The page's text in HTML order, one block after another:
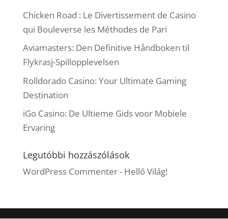
Chicken Road : Le Divertissement de Casino
qui Bouleverse les Méthodes de Pari
Aviamasters: Den Definitive Håndboken til
Flykrasj-Spillopplevelsen
Rolldorado Casino: Your Ultimate Gaming
Destination
iGo Casino: De Ultieme Gids voor Mobiele
Ervaring
Legutóbbi hozzászólások
WordPress Commenter- Helló Világ!